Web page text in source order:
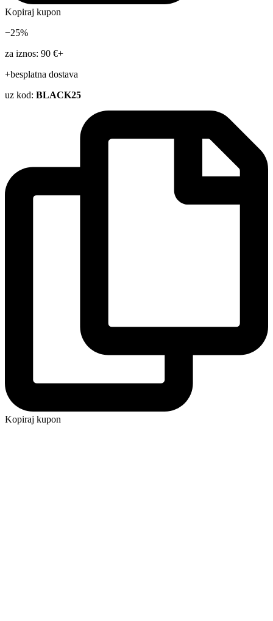
Kopiraj kupon
−25%
za iznos: 90 €+
+besplatna dostava
uz kod: BLACK25
Kopiraj kupon